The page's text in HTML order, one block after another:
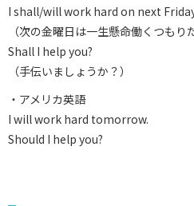
I shall/will work hard on next
（次の金曜日は一生懸命働くつもり
Shall I help you?
（手伝いましょうか？）
・アメリカ英語
I will work hard tomorrow.
Should I help you?